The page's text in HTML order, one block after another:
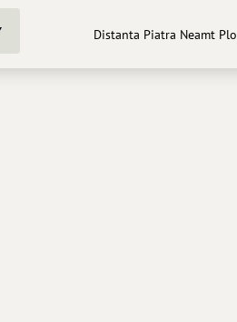
Distanta Piatra Neamt